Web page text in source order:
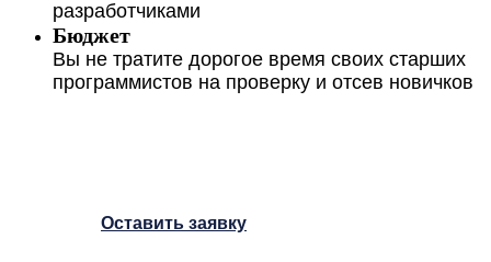
и техническую проверку
кандидатов.
Оставить заявку
разработчиками
Бюджет
Вы не тратите дорогое время своих старших
программистов на проверку и отсев новичков